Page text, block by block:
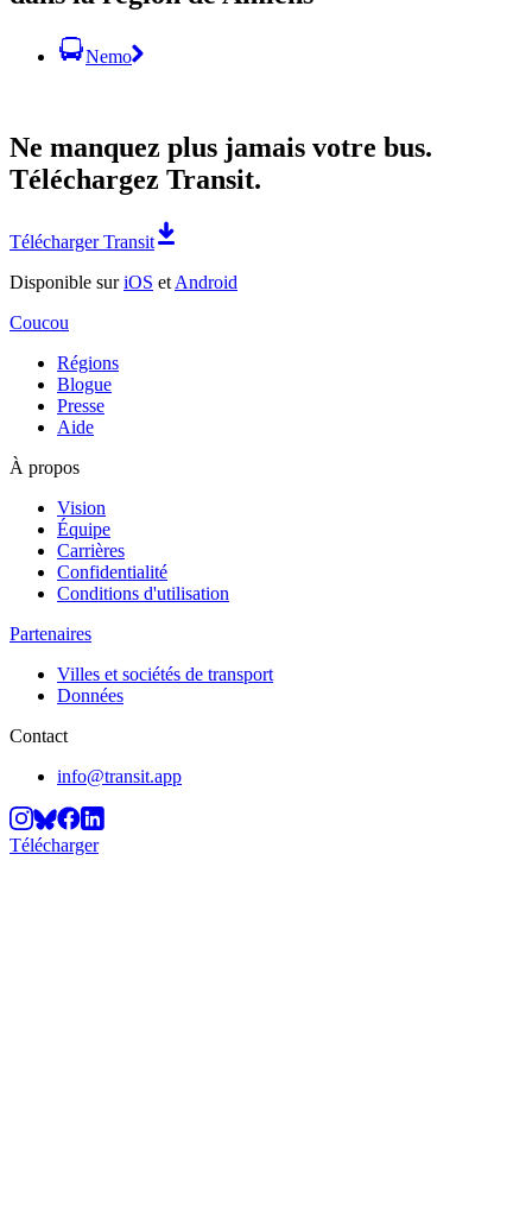
Nemo
Ne manquez plus jamais votre bus.
Téléchargez Transit.
Télécharger Transit
Disponible suriOS et Android
Coucou
Régions
Blogue
Presse
Aide
À propos
Vision
Équipe
Carrières
Confidentialité
Conditions d'utilisation
Partenaires
Villes et sociétés de transport
Données
Contact
info@transit.app
Télécharger